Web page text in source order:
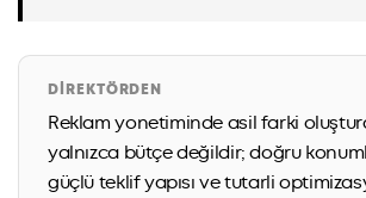
DIREKTÖRDEN
Reklam yonetiminde asil farki
yalnızca bütçe değildir; doğru
güçlü teklif yapısı ve tutarli